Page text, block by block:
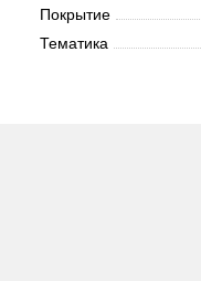
Покрытие
Тематика